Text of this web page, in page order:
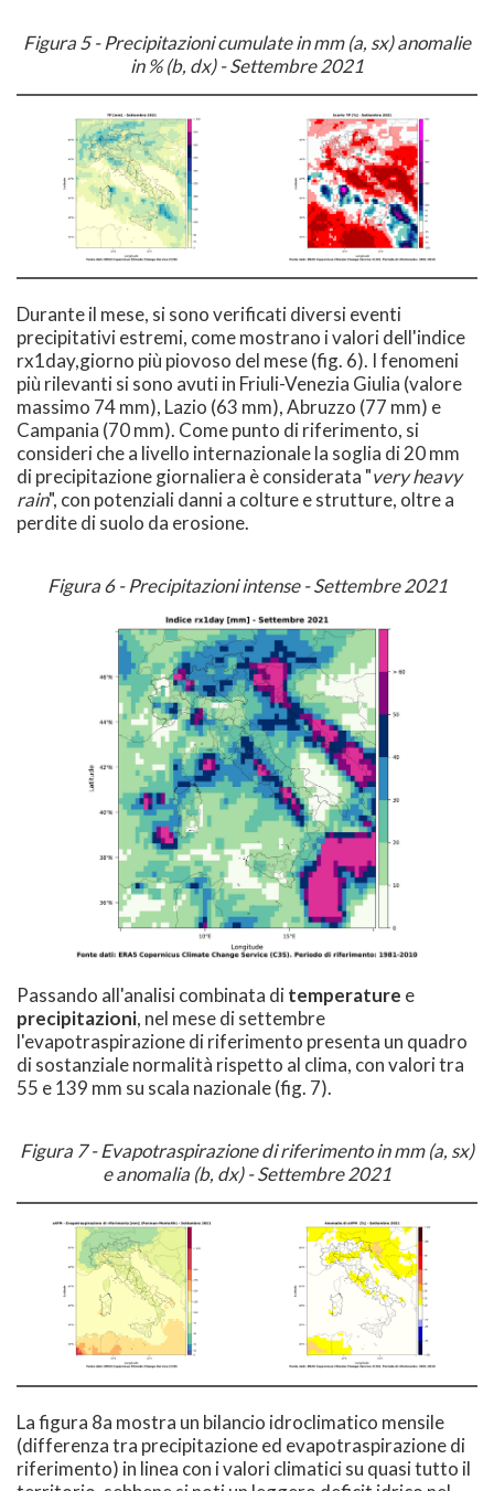
Figura 5 - Precipitazioni cumulate in mm (a, sx) anomalie
in % (b, dx) - Settembre 2021
Durante il mese, si sono verificati diversi eventi
precipitativi estremi, come mostrano i valori dell'indice
rx1day,giorno più piovoso del mese (fig. 6). I fenomeni
più rilevanti si sono avuti in Friuli-Venezia Giulia (valore
massimo 74 mm), Lazio (63 mm), Abruzzo (77 mm) e
Campania (70 mm). Come punto di riferimento, si
consideri che a livello internazionale la soglia di 20 mm
di precipitazione giornaliera è considerata "very heavy
rain", con potenziali danni a colture e strutture, oltre a
perdite di suolo da erosione.
Figura 6 - Precipitazioni intense - Settembre 2021
Passando all'analisi combinata ditemperature e
precipitazioni, nel mese di settembre
l'evapotraspirazione di riferimento presenta un quadro
di sostanziale normalità rispetto al clima, con valori tra
55 e 139 mm su scala nazionale (fig. 7).
Figura 7 - Evapotraspirazione di riferimento in mm (a, sx)
e anomalia (b, dx) - Settembre 2021
La figura 8a mostra un bilancio idroclimatico mensile
(differenza tra precipitazione ed evapotraspirazione di
riferimento) in linea con i valori climatici su quasi tutto il